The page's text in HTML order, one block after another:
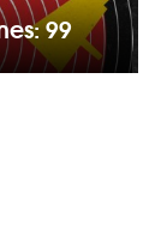
99